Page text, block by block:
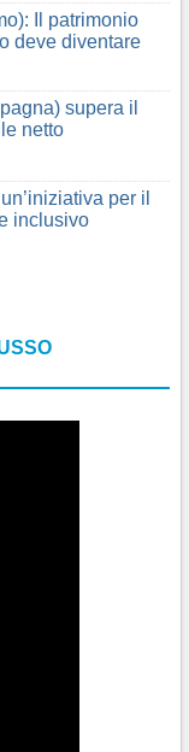
Il patrimonio
deve diventare
supera il
netto
per il
inclusivo